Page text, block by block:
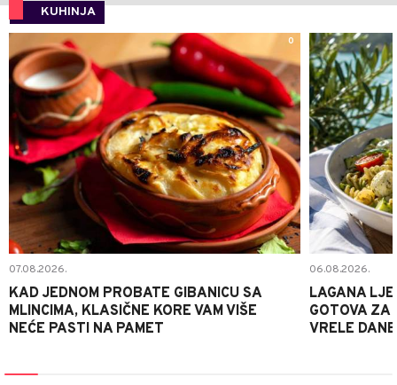
KUHINJA
0
07.08.2026.
KAD JEDNOM PROBATE GIBANICU SA
MLINCIMA, KLASIČNE KORE VAM VIŠE
NEĆE PASTI NA PAMET
06.08.2026.
LAGANA
GOTOVA ZA
VRELE DANE